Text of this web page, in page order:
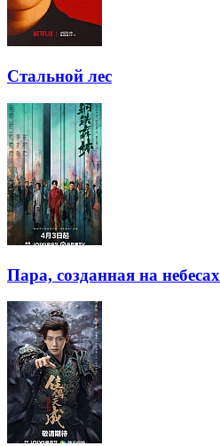
Стальной лес
Пара, созданная на небесах